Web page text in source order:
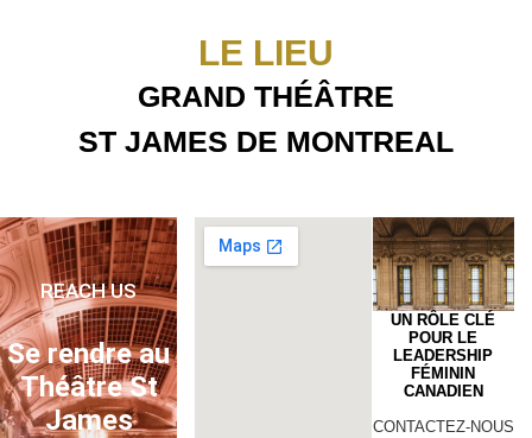
LE LIEU
GRAND THÉÂTRE
ST JAMES DE MONTREAL
REACH US
Se rendre au
Théâtre St
James
UN RÔLE CLÉ
POUR LE
LEADERSHIP
FÉMININ
CANADIEN
CONTACTEZ-NOUS